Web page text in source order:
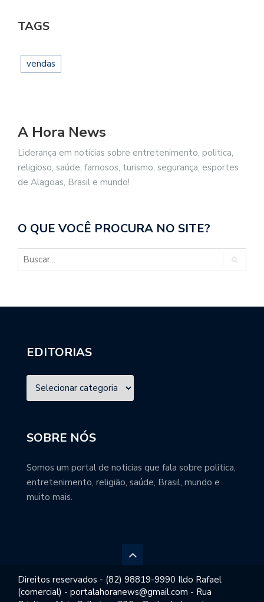
TAGS
vendas
A Hora News
Liderança em notícias sobre entretenimento, politica,
religioso, saúde, famosos, turismo, segurança, esportes
de Alagoas, Brasil e mundo!
O QUE VOCÊ PROCURA NO SITE?
EDITORIAS
SOBRE NÓS
Somos um portal de noticias que fala sobre politica,
entretenimento, religião, saúde, Brasil, mundo e
muito mais.
Direitos reservados - (82) 98819-9990 Ildo Rafael
(comercial) - portalahoranews@gmail.com - Rua